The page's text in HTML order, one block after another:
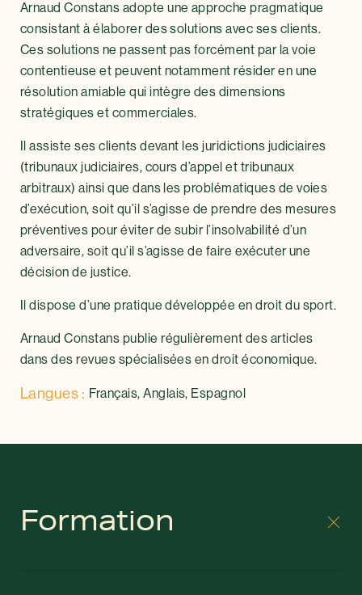
Arnaud Constans adopte une approche pragmatique
consistant à élaborer des solutions avec ses clients.
Ces solutions ne passent pas forcément par la voie
contentieuse et peuvent notamment résider en une
résolution amiable qui intègre des dimensions
stratégiques et commerciales.
Il assiste ses clients devant les juridictions judiciaires
(tribunaux judiciaires, cours d’appel et tribunaux
arbitraux) ainsi que dans les problématiques de voies
d’exécution, soit qu’il s’agisse de prendre des mesures
préventives pour éviter de subir l’insolvabilité d’un
adversaire, soit qu’il s’agisse de faire exécuter une
décision de justice.
Il dispose d’une pratique développée en droit du sport.
Arnaud Constans publie régulièrement des articles
dans des revues spécialisées en droit économique.
Langues : Français, Anglais, Espagnol
Formation